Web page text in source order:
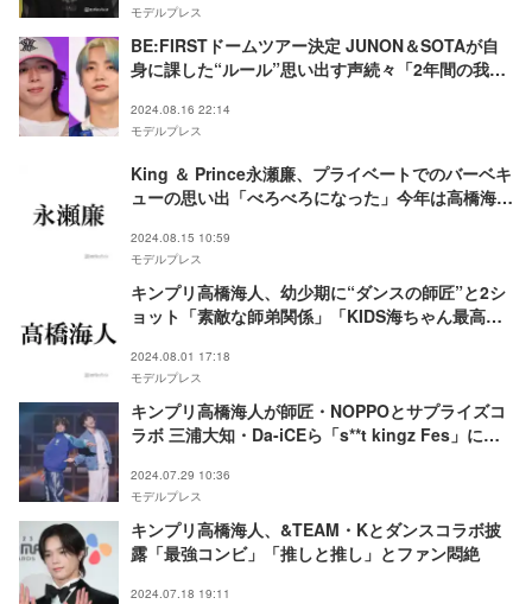
モデルプレス
BE:FIRSTドームツアー決定 JUNON＆SOTAが自
身に課した“ルール”思い出す声続々「2年間の我慢
2024.08.16 22:14
モデルプレス
King ＆ Prince永瀬廉、プライベートでのバーベキ
ューの思い出「べろべろになった」今年は高橋海人
2024.08.15 10:59
モデルプレス
キンプリ高橋海人、幼少期に“ダンスの師匠”と2シ
ョット「素敵な師弟関係」「KIDS海ちゃん最高に
2024.08.01 17:18
モデルプレス
キンプリ高橋海人が師匠・NOPPOとサプライズコ
ラボ 三浦大知・Da-iCEら「s**t kingz Fes」に豪
2024.07.29 10:36
モデルプレス
キンプリ高橋海人、&TEAM・Kとダンスコラボ披
露「最強コンビ」「推しと推し」とファン悶絶
2024.07.18 19:11